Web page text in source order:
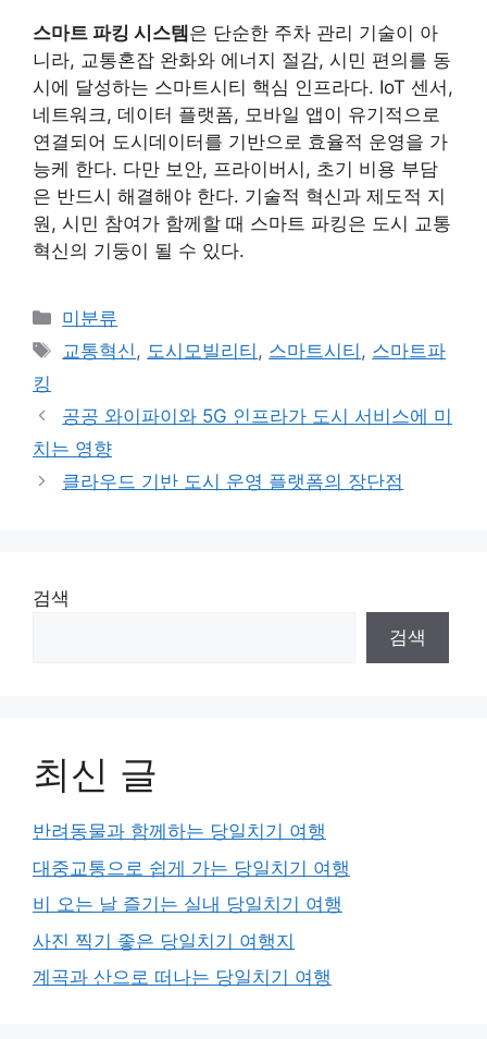
스마트 파킹 시스템 은 단순한 주차 관리 기술이 아
니라, 교통혼잡 완화와 에너지 절감, 시민 편의를 동
시에 달성하는 스마트시티 핵심 인프라다. IoT 센서,
네트워크, 데이터 플랫폼, 모바일 앱이 유기적으로
연결되어 도시데이터를 기반으로 효율적 운영을 가
능케 한다. 다만 보안, 프라이버시, 초기 비용 부담
은 반드시 해결해야 한다. 기술적 혁신과 제도적 지
원, 시민 참여가 함께할 때 스마트 파킹은 도시 교통
혁신의 기둥이 될 수 있다.
카
테
미분류
태
교통혁신, 도시모빌리티 , 스마트시티 , 스마트파
킹
공공 와이파이와 5G 인프라가 도시 서비스에 미
치는 영향
클라우드 기반 도시 운영 플랫폼의 장단점
검색
검색
최신 글
반려동물과 함께하는 당일치기 여행
대중교통으로 쉽게 가는 당일치기 여행
비 오는 날 즐기는 실내 당일치기 여행
사진 찍기 좋은 당일치기 여행지
계곡과 산으로 떠나는 당일치기 여행